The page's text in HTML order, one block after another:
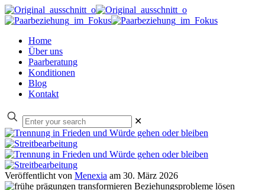
Home
Über uns
Paarberatung
Konditionen
Blog
Kontakt
✕
Veröffentlicht von Menexia am 30. März 2026